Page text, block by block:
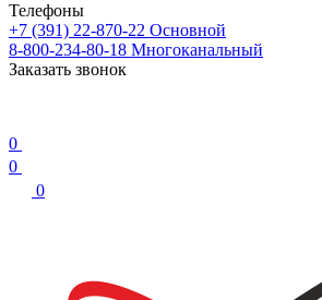
Телефоны
+7 (391) 22-870-22 Основной
8-800-234-80-18 Многоканальный
Заказать звонок
0
0
0